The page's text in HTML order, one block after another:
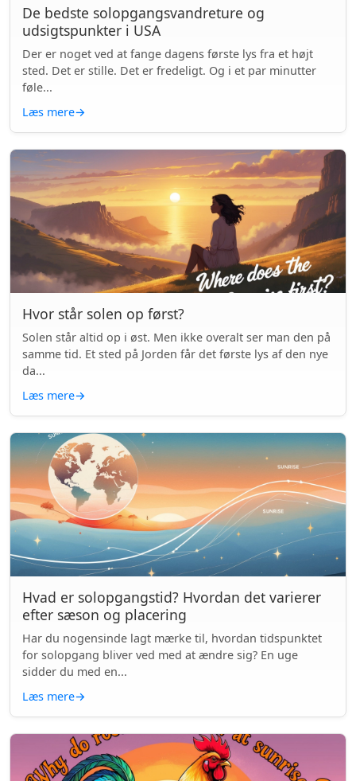
De bedste solopgangsvandreture og
udsigtspunkter i USA
Der er noget ved at fange dagens første lys fra et højt
sted. Det er stille. Det er fredeligt. Og i et par minutter
føle...
Læs mere→
Hvor står solen op først?
Solen står altid op i øst. Men ikke overalt ser man den på
samme tid. Et sted på Jorden får det første lys af den nye
da...
Læs mere→
Hvad er solopgangstid? Hvordan det varierer
efter sæson og placering
Har du nogensinde lagt mærke til, hvordan tidspunktet
for solopgang bliver ved med at ændre sig? En uge
sidder du med en...
Læs mere→